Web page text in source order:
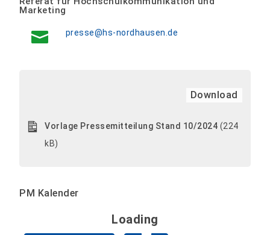
Marketing
presse@hs-nordhausen.de
Download
Vorlage Pressemitteilung Stand 10/2024 (224
kB)
PM Kalender
Loading - current view is
Loading